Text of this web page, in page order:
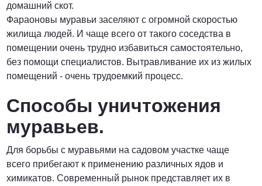
домашний скот.
Фараоновы муравьи заселяют с огромной скоростью
жилища людей. И чаще всего от такого соседства в
помещении очень трудно избавиться самостоятельно,
без помощи специалистов. Вытравливание их из жилых
помещений - очень трудоемкий процесс.
Способы уничтожения
муравьев.
Для борьбы с муравьями на садовом участке чаще
всего прибегают к применению различных ядов и
химикатов. Современный рынок представляет их в